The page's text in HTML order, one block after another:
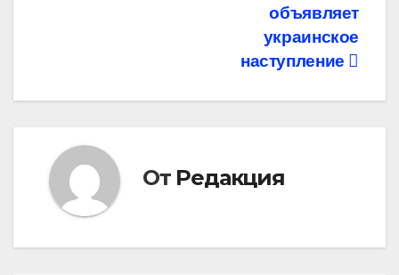
объявляет
украинское
наступление
От Редакция